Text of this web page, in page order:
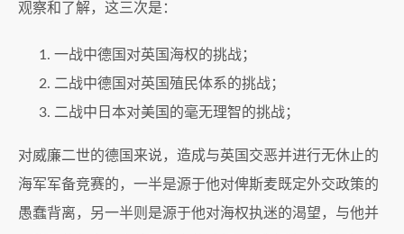
观察和了解，这三次是：
一战中德国对英国海权的挑战；
二战中德国对英国殖民体系的挑战；
二战中日本对美国的毫无理智的挑战；
对威廉二世的德国来说，造成与英国交恶并进行无休止的
海军军备竞赛的，一半是源于他对俾斯麦既定外交政策的
愚蠢背离，另一半则是源于他对海权执迷的渴望，与他并